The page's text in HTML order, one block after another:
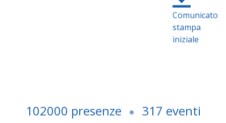
Comunicato
stampa
iniziale
102000 presenze 317 eventi